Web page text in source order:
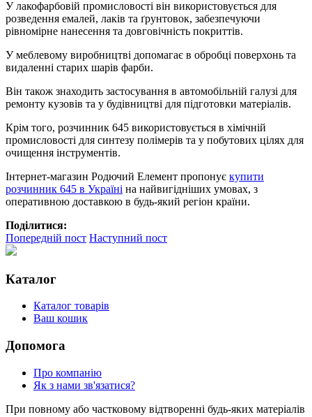
У лакофарбовій промисловості він використовується для
розведення емалей, лаків та ґрунтовок, забезпечуючи
рівномірне нанесення та довговічність покриттів.
У меблевому виробництві допомагає в обробці поверхонь та
видаленні старих шарів фарби.
Він також знаходить застосування в автомобільній галузі для
ремонту кузовів та у будівництві для підготовки матеріалів.
Крім того, розчинник 645 використовується в хімічній
промисловості для синтезу полімерів та у побутових цілях для
очищення інструментів.
Інтернет-магазин Родючий Елемент пропонує купити
розчинник 645 в Україні на найвигідніших умовах, з
оперативною доставкою в будь-який регіон країни.
Поділитися:
Попередній пост Наступний пост
Каталог
Каталог товарів
Ваш кошик
Допомога
Про компанію
Як з нами зв'язатися?
При повному або частковому відтворенні будь-яких матеріалів